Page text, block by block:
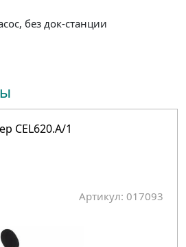
без док-станции
CEL620.A/1
Артикул: 017093